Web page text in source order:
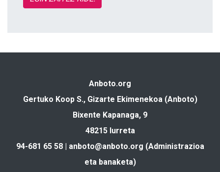
Anboto.org
Gertuko Koop S., Gizarte Ekimenekoa (Anboto)
Bixente Kapanaga, 9
48215 Iurreta
94-681 65 58 | anboto@anboto.org (Administrazioa
eta banaketa)